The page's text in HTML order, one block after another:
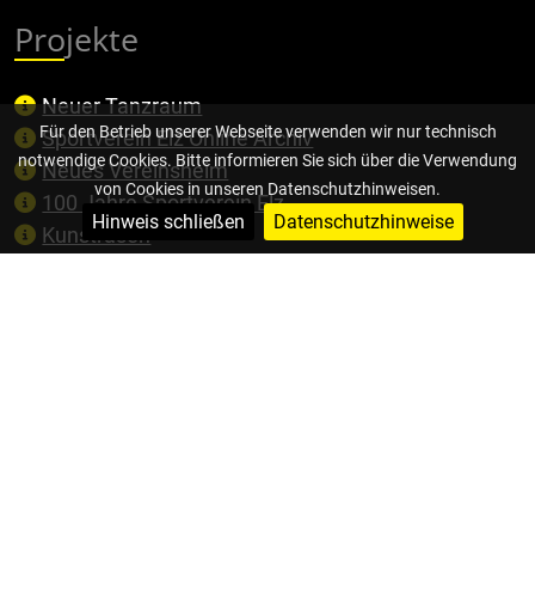
Für den Betrieb unserer Webseite verwenden wir nur technisch
notwendige Cookies. Bitte informieren Sie sich über die Verwendung
von Cookies in unseren Datenschutzhinweisen.
Hinweis schließen Datenschutzhinweise
Projekte
Neuer Tanzraum
Sportverein Elz Online Archiv
Neues Vereinsheim
100 Jahre Sportverein Elz
Kunstrasen